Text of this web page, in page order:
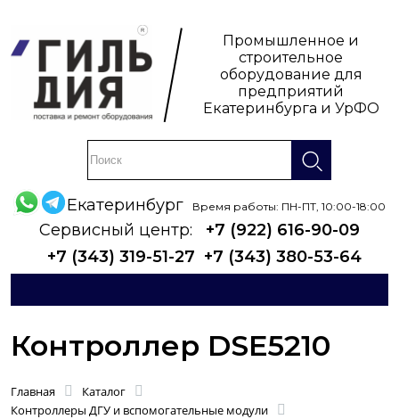
Промышленное и
строительное
оборудование для
предприятий
Екатеринбурга и УрФО
Екатеринбург Время работы: ПН-ПТ, 10:00-18:00
Сервисный центр:
+7 (922) 616-90-09
+7 (343) 319-51-27 +7 (343) 380-53-64
Контроллер DSE5210
Главная
Каталог
Контроллеры ДГУ и вспомогательные модули